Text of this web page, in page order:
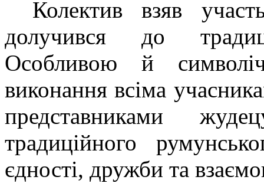
Колектив взяв
долучився до
Особливою й
виконання всіма
представниками
традиційного
єдності, дружби та